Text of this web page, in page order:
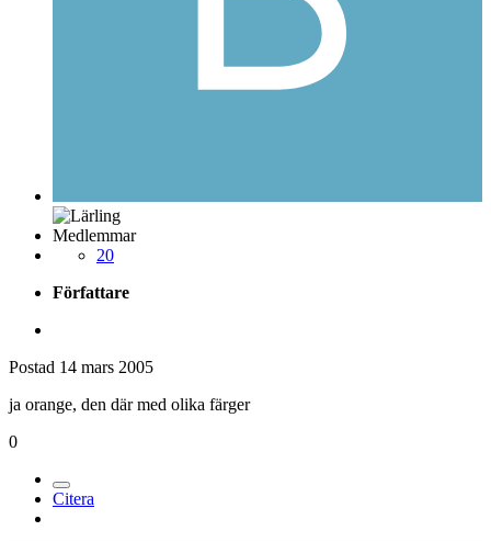
Medlemmar
20
Författare
Postad 14 mars 2005
ja orange, den där med olika färger
0
Citera